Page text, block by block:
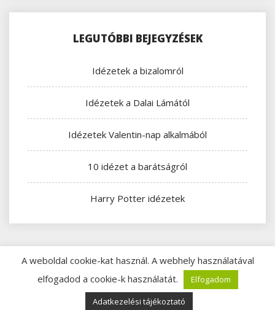
LEGUTÓBBI BEJEGYZÉSEK
Idézetek a bizalomról
Idézetek a Dalai Lámától
Idézetek Valentin-nap alkalmából
10 idézet a barátságról
Harry Potter idézetek
Copyright © All rights reserved. Proudly powered by
WordPress
Theme: Story Hub byThemeMiles
A weboldal cookie-kat használ. A webhely használatával
elfogadod a cookie-k használatát.
Elfogadom
Adatkezelési tájékoztató